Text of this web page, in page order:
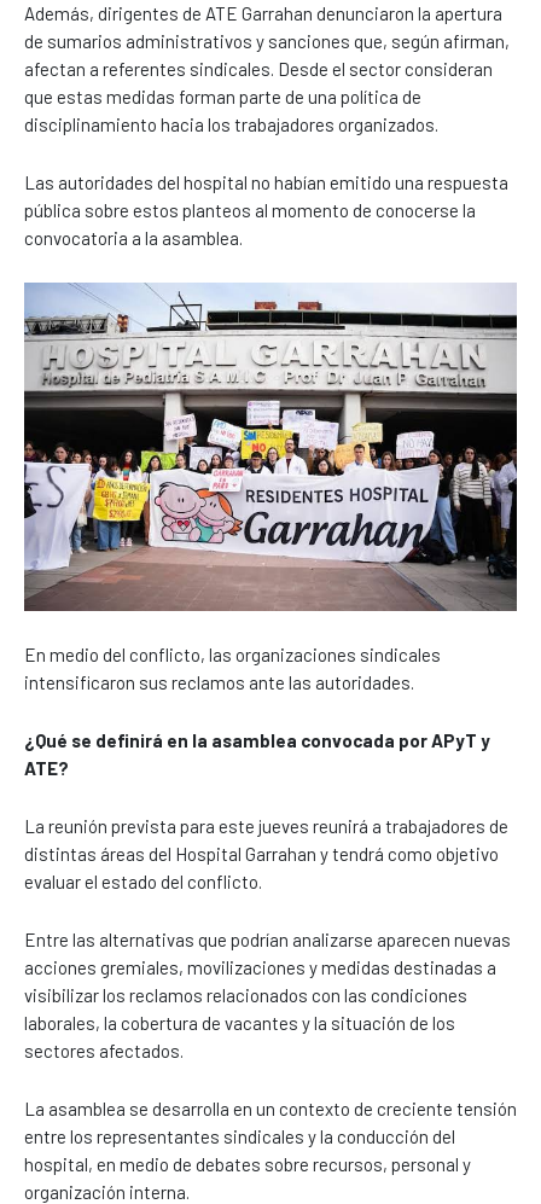
Además, dirigentes de ATE Garrahan denunciaron la apertura
de sumarios administrativos y sanciones que, según afirman,
afectan a referentes sindicales. Desde el sector consideran
que estas medidas forman parte de una política de
disciplinamiento hacia los trabajadores organizados.
Las autoridades del hospital no habían emitido una respuesta
pública sobre estos planteos al momento de conocerse la
convocatoria a la asamblea.
En medio del conflicto, las organizaciones sindicales
intensificaron sus reclamos ante las autoridades.
¿Qué se definirá en la asamblea convocada por APyT y
ATE?
La reunión prevista para este jueves reunirá a trabajadores de
distintas áreas del Hospital Garrahan y tendrá como objetivo
evaluar el estado del conflicto.
Entre las alternativas que podrían analizarse aparecen nuevas
acciones gremiales, movilizaciones y medidas destinadas a
visibilizar los reclamos relacionados con las condiciones
laborales, la cobertura de vacantes y la situación de los
sectores afectados.
La asamblea se desarrolla en un contexto de creciente tensión
entre los representantes sindicales y la conducción del
hospital, en medio de debates sobre recursos, personal y
organización interna.